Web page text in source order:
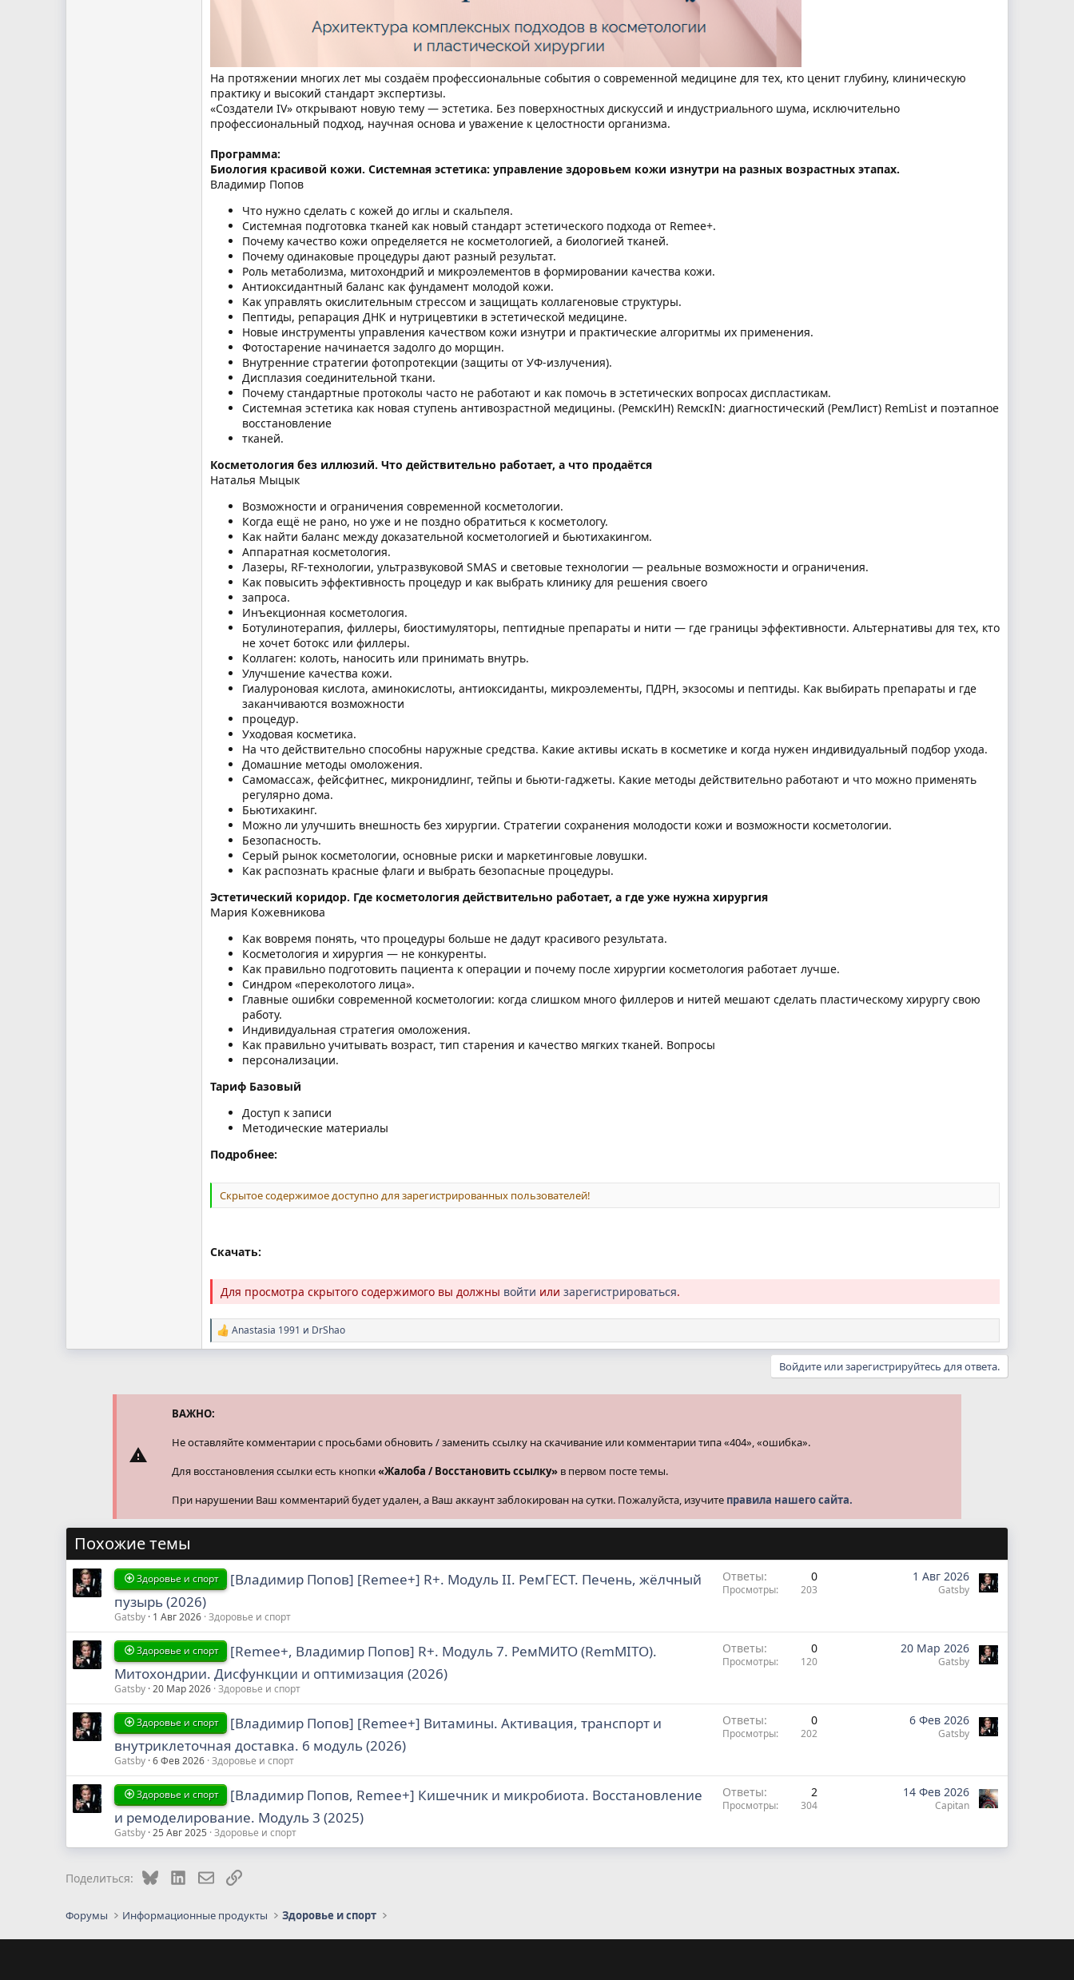
На протяжении многих лет мы создаём профессиональные события о современной медицине для тех, кто ценит глубину, клиническую
практику и высокий стандарт экспертизы.
«Создатели IV» открывают новую тему — эстетика. Без поверхностных дискуссий и индустриального шума, исключительно
профессиональный подход, научная основа и уважение к целостности организма.
Программа:
Биология красивой кожи. Системная эстетика: управление здоровьем кожи изнутри на разных возрастных этапах.
Владимир Попов
Что нужно сделать с кожей до иглы и скальпеля.
Системная подготовка тканей как новый стандарт эстетического подхода от Remee+.
Почему качество кожи определяется не косметологией, а биологией тканей.
Почему одинаковые процедуры дают разный результат.
Роль метаболизма, митохондрий и микроэлементов в формировании качества кожи.
Антиоксидантный баланс как фундамент молодой кожи.
Как управлять окислительным стрессом и защищать коллагеновые структуры.
Пептиды, репарация ДНК и нутрицевтики в эстетической медицине.
Новые инструменты управления качеством кожи изнутри и практические алгоритмы их применения.
Фотостарение начинается задолго до морщин.
Внутренние стратегии фотопротекции (защиты от УФ-излучения).
Дисплазия соединительной ткани.
Почему стандартные протоколы часто не работают и как помочь в эстетических вопросах диспластикам.
Системная эстетика как новая ступень антивозрастной медицины. (РемскИН) ReмскIN: диагностический (РемЛист) RemList и поэтапное
восстановление
тканей.
Косметология без иллюзий. Что действительно работает, а что продаётся
Наталья Мыцык
Возможности и ограничения современной косметологии.
Когда ещё не рано, но уже и не поздно обратиться к косметологу.
Как найти баланс между доказательной косметологией и бьютихакингом.
Аппаратная косметология.
Лазеры, RF-технологии, ультразвуковой SMAS и световые технологии — реальные возможности и ограничения.
Как повысить эффективность процедур и как выбрать клинику для решения своего
запроса.
Инъекционная косметология.
Ботулинотерапия, филлеры, биостимуляторы, пептидные препараты и нити — где границы эффективности. Альтернативы для тех, кто
не хочет ботокс или филлеры.
Коллаген: колоть, наносить или принимать внутрь.
Улучшение качества кожи.
Гиалуроновая кислота, аминокислоты, антиоксиданты, микроэлементы, ПДРН, экзосомы и пептиды. Как выбирать препараты и где
заканчиваются возможности
процедур.
Уходовая косметика.
На что действительно способны наружные средства. Какие активы искать в косметике и когда нужен индивидуальный подбор ухода.
Домашние методы омоложения.
Самомассаж, фейсфитнес, микронидлинг, тейпы и бьюти-гаджеты. Какие методы действительно работают и что можно применять
регулярно дома.
Бьютихакинг.
Можно ли улучшить внешность без хирургии. Стратегии сохранения молодости кожи и возможности косметологии.
Безопасность.
Серый рынок косметологии, основные риски и маркетинговые ловушки.
Как распознать красные флаги и выбрать безопасные процедуры.
Эстетический коридор. Где косметология действительно работает, а где уже нужна хирургия
Мария Кожевникова
Как вовремя понять, что процедуры больше не дадут красивого результата.
Косметология и хирургия — не конкуренты.
Как правильно подготовить пациента к операции и почему после хирургии косметология работает лучше.
Синдром «переколотого лица».
Главные ошибки современной косметологии: когда слишком много филлеров и нитей мешают сделать пластическому хирургу свою
работу.
Индивидуальная стратегия омоложения.
Как правильно учитывать возраст, тип старения и качество мягких тканей. Вопросы
персонализации.
Тариф Базовый
Доступ к записи
Методические материалы
Подробнее:
Скрытое содержимое доступно для зарегистрированных пользователей!
Скачать:
Для просмотра скрытого содержимого вы должны войти или зарегистрироваться.
Р
е
и
Anastasia 1991 и DrShao
Войдите или зарегистрируйтесь для ответа.
ВАЖНО:
Не оставляйте комментарии с просьбами обновить / заменить ссылку на скачивание или комментарии типа «404», «ошибка».
Для восстановления ссылки есть кнопки«Жалоба / Восстановить ссылку» в первом посте темы.
При нарушении Ваш комментарий будет удален, а Ваш аккаунт заблокирован на сутки. Пожалуйста, изучите правила нашего сайта.
Похожие темы
Здоровье и спорт
[Владимир Попов] [Remee+] R+. Модуль II. РемГЕСТ. Печень, жёлчный
пузырь (2026)
Gatsby 1 Авг 2026 Здоровье и спорт
Ответы 0
Просмотры 203
1 Авг 2026
Gatsby
Здоровье и спорт
[Remee+, Владимир Попов] R+. Модуль 7. РемМИТО (RemMITO).
Митохондрии. Дисфункции и оптимизация (2026)
Gatsby 20 Мар 2026 Здоровье и спорт
Ответы 0
Просмотры 120
20 Мар 2026
Gatsby
Здоровье и спорт
[Владимир Попов] [Remee+] Витамины. Активация, транспорт и
внутриклеточная доставка. 6 модуль (2026)
Gatsby 6 Фев 2026 Здоровье и спорт
Ответы 0
Просмотры 202
6 Фев 2026
Gatsby
Здоровье и спорт
[Владимир Попов, Remee+] Кишечник и микробиота. Восстановление
и ремоделирование. Модуль 3 (2025)
Gatsby 25 Авг 2025 Здоровье и спорт
Ответы 2
Просмотры 304
14 Фев 2026
Capitan
Поделиться: BlueskyLinkedInЭлектронная почта
Ссылка
Форумы Информационные продукты Здоровье и спорт